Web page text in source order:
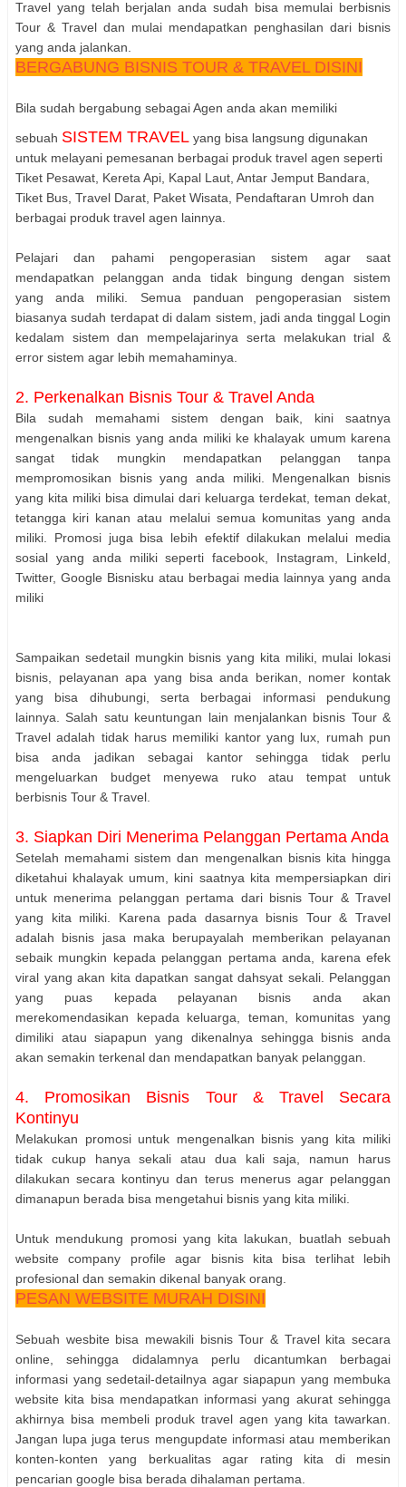
Travel yang telah berjalan anda sudah bisa memulai berbisnis
Tour & Travel dan mulai mendapatkan penghasilan dari bisnis
yang anda jalankan.
BERGABUNG BISNIS TOUR & TRAVEL DISINI
Bila sudah bergabung sebagai Agen anda akan memiliki
sebuah SISTEM TRAVEL yang bisa langsung digunakan
untuk melayani pemesanan berbagai produk travel agen seperti
Tiket Pesawat, Kereta Api, Kapal Laut, Antar Jemput Bandara,
Tiket Bus, Travel Darat, Paket Wisata, Pendaftaran Umroh dan
berbagai produk travel agen lainnya.
Pelajari dan pahami pengoperasian sistem agar saat
mendapatkan pelanggan anda tidak bingung dengan sistem
yang anda miliki. Semua panduan pengoperasian sistem
biasanya sudah terdapat di dalam sistem, jadi anda tinggal Login
kedalam sistem dan mempelajarinya serta melakukan trial &
error sistem agar lebih memahaminya.
2. Perkenalkan Bisnis Tour & Travel Anda
Bila sudah memahami sistem dengan baik, kini saatnya
mengenalkan bisnis yang anda miliki ke khalayak umum karena
sangat tidak mungkin mendapatkan pelanggan tanpa
mempromosikan bisnis yang anda miliki. Mengenalkan bisnis
yang kita miliki bisa dimulai dari keluarga terdekat, teman dekat,
tetangga kiri kanan atau melalui semua komunitas yang anda
miliki. Promosi juga bisa lebih efektif dilakukan melalui media
sosial yang anda miliki seperti facebook, Instagram, Linkeld,
Twitter, Google Bisnisku atau berbagai media lainnya yang anda
miliki
Sampaikan sedetail mungkin bisnis yang kita miliki, mulai lokasi
bisnis, pelayanan apa yang bisa anda berikan, nomer kontak
yang bisa dihubungi, serta berbagai informasi pendukung
lainnya. Salah satu keuntungan lain menjalankan bisnis Tour &
Travel adalah tidak harus memiliki kantor yang lux, rumah pun
bisa anda jadikan sebagai kantor sehingga tidak perlu
mengeluarkan budget menyewa ruko atau tempat untuk
berbisnis Tour & Travel.
3. Siapkan Diri Menerima Pelanggan Pertama Anda
Setelah memahami sistem dan mengenalkan bisnis kita hingga
diketahui khalayak umum, kini saatnya kita mempersiapkan diri
untuk menerima pelanggan pertama dari bisnis Tour & Travel
yang kita miliki. Karena pada dasarnya bisnis Tour & Travel
adalah bisnis jasa maka berupayalah memberikan pelayanan
sebaik mungkin kepada pelanggan pertama anda, karena efek
viral yang akan kita dapatkan sangat dahsyat sekali. Pelanggan
yang puas kepada pelayanan bisnis anda akan
merekomendasikan kepada keluarga, teman, komunitas yang
dimiliki atau siapapun yang dikenalnya sehingga bisnis anda
akan semakin terkenal dan mendapatkan banyak pelanggan.
4. Promosikan Bisnis Tour & Travel Secara
Kontinyu
Melakukan promosi untuk mengenalkan bisnis yang kita miliki
tidak cukup hanya sekali atau dua kali saja, namun harus
dilakukan secara kontinyu dan terus menerus agar pelanggan
dimanapun berada bisa mengetahui bisnis yang kita miliki.
Untuk mendukung promosi yang kita lakukan, buatlah sebuah
website company profile agar bisnis kita bisa terlihat lebih
profesional dan semakin dikenal banyak orang.
PESAN WEBSITE MURAH DISINI
Sebuah wesbite bisa mewakili bisnis Tour & Travel kita secara
online, sehingga didalamnya perlu dicantumkan berbagai
informasi yang sedetail-detailnya agar siapapun yang membuka
website kita bisa mendapatkan informasi yang akurat sehingga
akhirnya bisa membeli produk travel agen yang kita tawarkan.
Jangan lupa juga terus mengupdate informasi atau memberikan
konten-konten yang berkualitas agar rating kita di mesin
pencarian google bisa berada dihalaman pertama.